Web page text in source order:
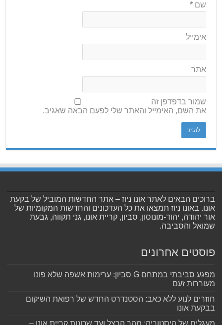
שם*
אימייל
אתר
שמור בדפדפן זה
את השם, האימייל והאתר שלי לפעם הבאה שאגיב.
ברוכים הבאים לאתר אונו ניוז – אתר החדשות המוביל של בקעת
אונו. באונו ניוז תמצאו את כל העדכונים והחדשות המקומיות של
אור יהודה, יהוד-מונוסון, סביון, קריית אונו, גני תקווה, גבעת
שמואל והסביבה.
פוסטים אחרונים
מפגע סביבתי במתחם G סביון: ערימות אשפה שלא פונו
מעוררות זעם
חוזרים לנוע ללא כאב: הסטנדרט החדש של רפואת השיקום
בבקעת אונו